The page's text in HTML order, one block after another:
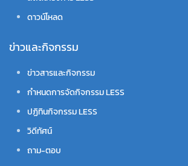
ดาวน์โหลด
ข่าวและกิจกรรม
ข่าวสารและกิจกรรม
กำหนดการจัดกิจกรรม LESS
ปฏิทินกิจกรรม LESS
วิดีทัศน์
ถาม-ตอบ